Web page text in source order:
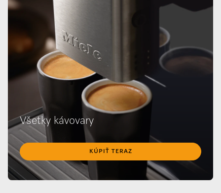
Všetky kávovary
KÚPIŤ TERAZ